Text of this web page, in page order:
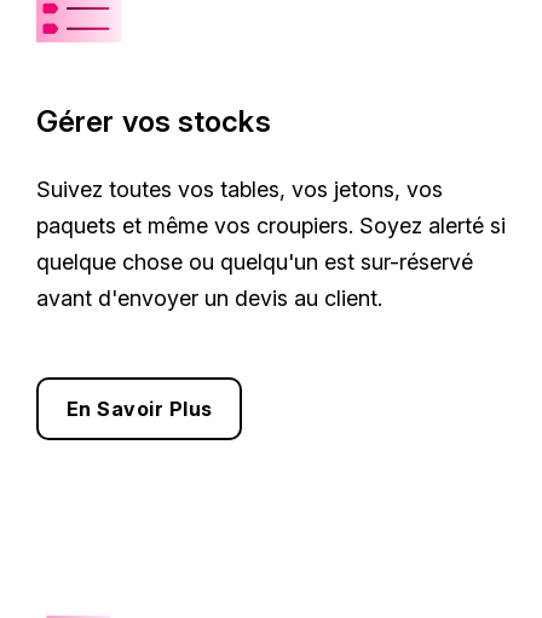
Gérer vos stocks
Suivez toutes vos tables, vos jetons, vos
paquets et même vos croupiers. Soyez alerté si
quelque chose ou quelqu'un est sur-réservé
avant d'envoyer un devis au client.
En Savoir Plus